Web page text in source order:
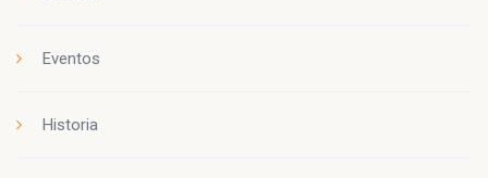
Eventos
Historia